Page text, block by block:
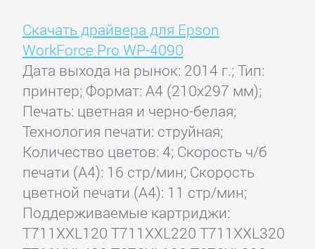
Скачать драйвера для Epson
WorkForce Pro WP-4090
Дата выхода на рынок: 2014 г.; Тип:
принтер; Формат: A4 (210x297 мм);
Печать: цветная и черно-белая;
Технология печати: струйная;
Количество цветов: 4; Скорость ч/б
печати (А4): 16 стр/мин; Скорость
цветной печати (А4): 11 стр/мин;
Поддерживаемые картриджи:
T711XXL120 T711XXL220 T711XXL320